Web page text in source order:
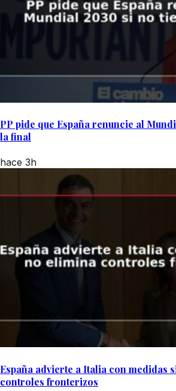
PP pide que España renuncie al
la final
hace 3h
España advierte a Italia con medidas
controles fronterizos